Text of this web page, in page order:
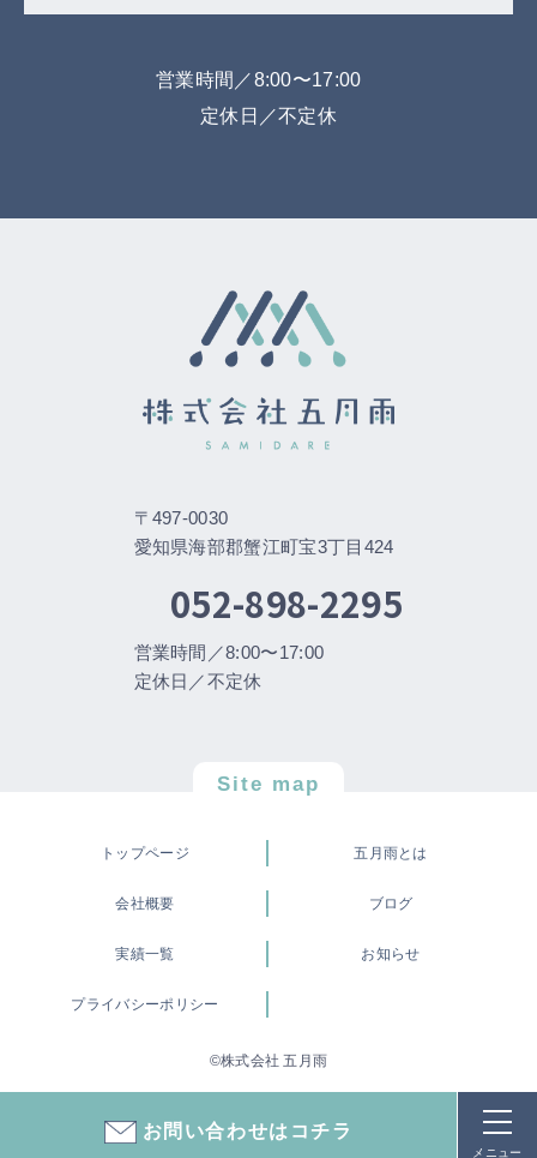
お問い合わせはコチラ
メニュー
営業時間／8:00〜17:00
定休日／不定休
〒497-0030
愛知県海部郡蟹江町宝3丁目424
052-898-2295
営業時間／8:00〜17:00
定休日／不定休
Site map
トップページ 五月雨とは
会社概要 ブログ
実績一覧 お知らせ
プライバシーポリシー
©株式会社 五月雨